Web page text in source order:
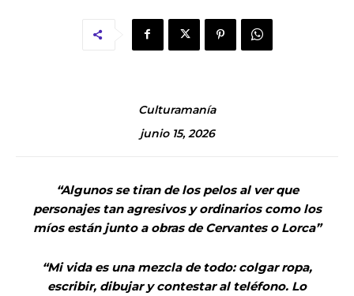
Culturamanía
junio 15, 2026
“Algunos se tiran de los pelos al ver que
personajes tan agresivos y ordinarios como los
míos están junto a obras de Cervantes o Lorca”
“Mi vida es una mezcla de todo: colgar ropa,
escribir, dibujar y contestar al teléfono. Lo